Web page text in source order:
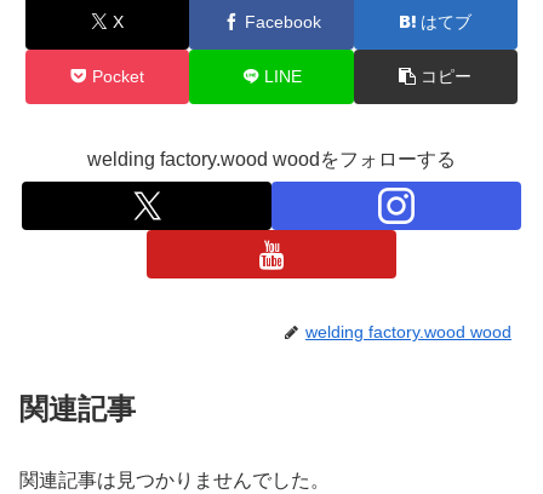
X Facebook はてブ
Pocket LINE コピー
welding factory.wood woodをフォローする
welding factory.wood wood
関連記事
関連記事は見つかりませんでした。